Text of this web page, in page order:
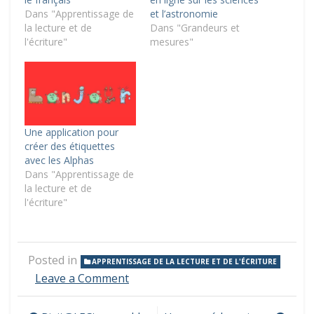
Dans "Apprentissage de
la lecture et de
l'écriture"
et l’astronomie
Dans "Grandeurs et
mesures"
Une application pour
créer des étiquettes
avec les Alphas
Dans "Apprentissage de
la lecture et de
l'écriture"
Posted in APPRENTISSAGE DE LA LECTURE ET DE L'ÉCRITURE
Leave a Commenton